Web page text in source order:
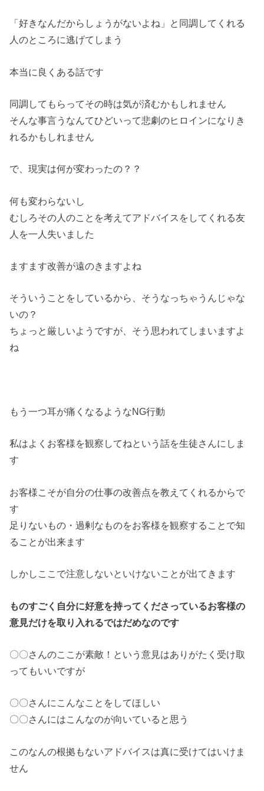
「好きなんだからしょうがないよね」 と同調してくれる
人のところに逃げてしまう
本当に良くある話です
同調してもらってその時は気が済むかもしれません
そんな事言うなんてひどいって悲劇のヒロインになりき
れるかもしれません
で、現実は何が変わったの？？
何も変わらないし
むしろその人のことを考えてアドバイスをしてくれる友
人を一人失いました
ますます改善が遠のきますよね
そういうことをしているから、そうなっちゃうんじゃな
いの？
ちょっと厳しいようですが、そう思われてしまいますよ
ね
もう一つ耳が痛くなるようなNG行動
私はよくお客様を観察してねという話を生徒さんにしま
す
お客様こそが自分の仕事の改善点を教えてくれるからで
す
足りないもの・過剰なものをお客様を観察することで知
ることが出来ます
しかしここで注意しないといけないことが出てきます
ものすごく自分に好意を持ってくださっているお客様の
意見だけを取り入れるではだめなのです
〇〇さんのここが素敵！ という意見はありがたく受け取
ってもいいですが
〇〇さんにこんなことをしてほしい
〇〇さんにはこんなのが向いていると思う
このなんの根拠もないアドバイスは真に受けてはいけま
せん